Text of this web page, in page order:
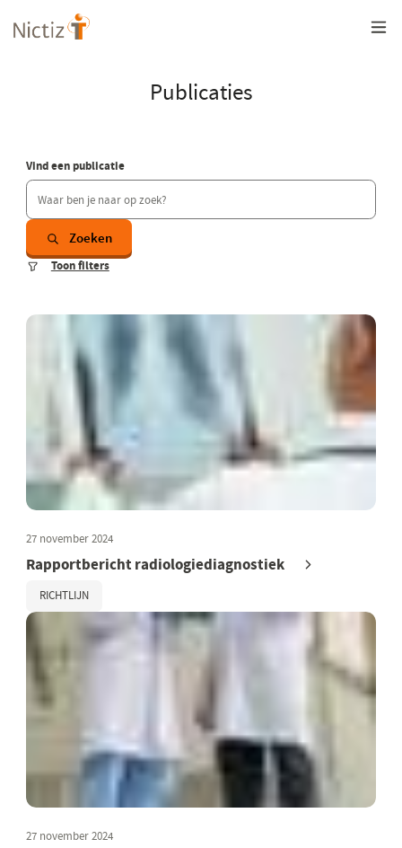
Overslaan
en
Publicaties
Vind een publicatie
Zoeken
Toon filters
27 november 2024
Rapportbericht radiologiediagnostiek
RICHTLIJN
27 november 2024